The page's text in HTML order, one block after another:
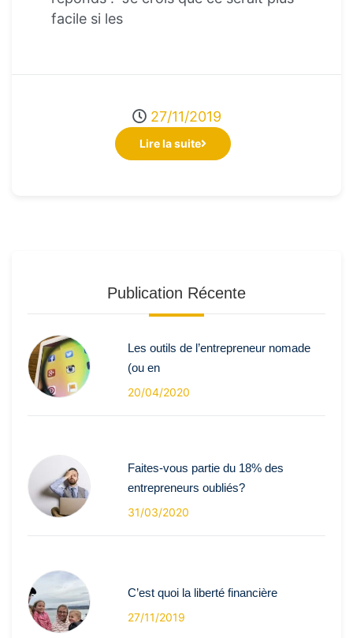
facile si les
Lire la suite
27/11/2019
Publication Récente
Les outils de l’entrepreneur nomade
(ou en
20/04/2020
Faites-vous partie du 18% des
entrepreneurs oubliés?
31/03/2020
C’est quoi la liberté financière
27/11/2019